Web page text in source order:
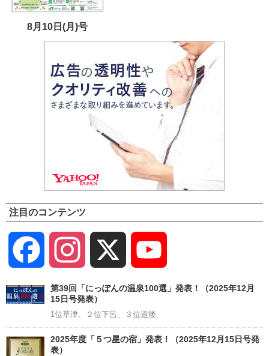
8月10日(月)号
注目のコンテンツ
Facebook Instagram
Channel
第39回「にっぽんの温泉100選」発表！（2025年12月
15日号発表）
1位草津、２位下呂、３位道後
2025年度「５つ星の宿」発表！（2025年12月15日号発
表）